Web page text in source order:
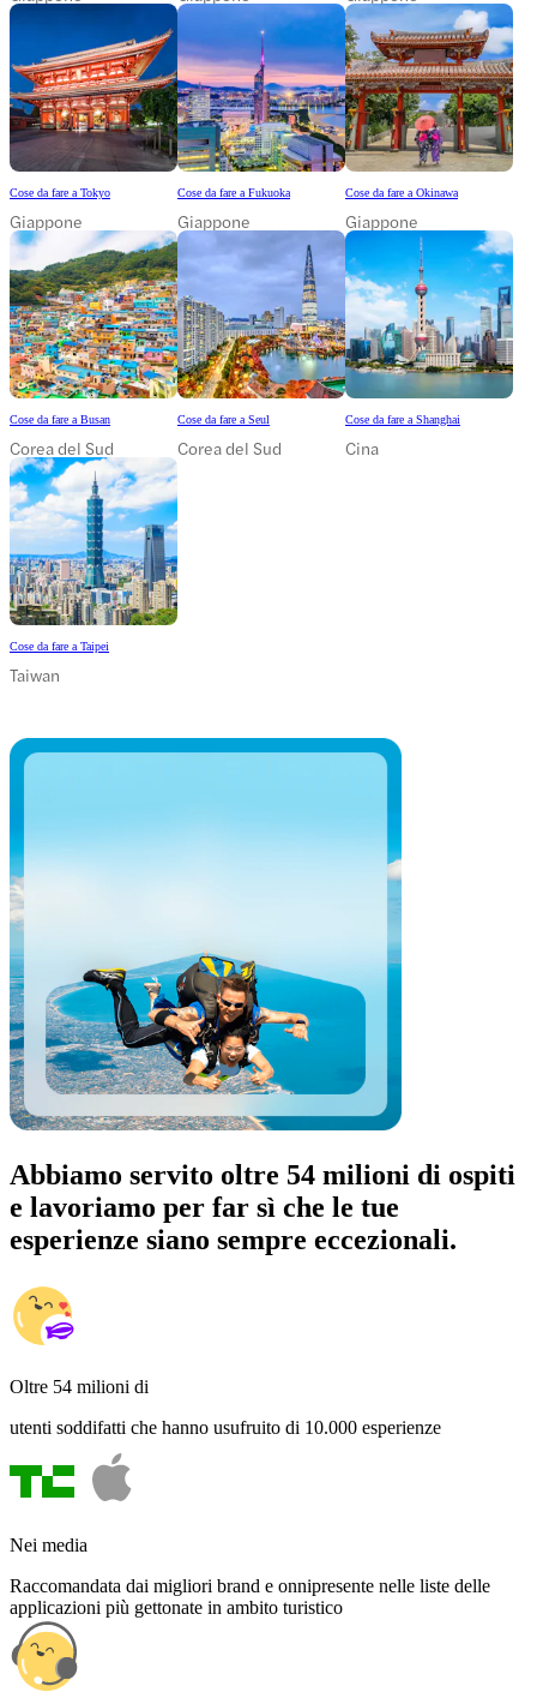
Cose da fare a Tokyo
Giappone
Cose da fare a Fukuoka
Giappone
Cose da fare a Okinawa
Giappone
Cose da fare a Busan
Corea del Sud
Cose da fare a Seul
Corea del Sud
Cose da fare a Shanghai
Cina
Cose da fare a Taipei
Taiwan
Abbiamo servito oltre 54 milioni di ospiti
e lavoriamo per far sì che le tue
esperienze siano sempre eccezionali.
Oltre 54 milioni di
utenti soddifatti che hanno usufruito di 10.000 esperienze
Nei media
Raccomandata dai migliori brand e onnipresente nelle liste delle
applicazioni più gettonate in ambito turistico